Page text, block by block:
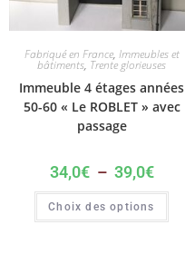
Fabriqué en France, Immeubles et
bâtiments, Trente glorieuses
Immeuble 4 étages années
50-60 « Le ROBLET » avec
passage
34,0€ – 39,0€
Choix des options